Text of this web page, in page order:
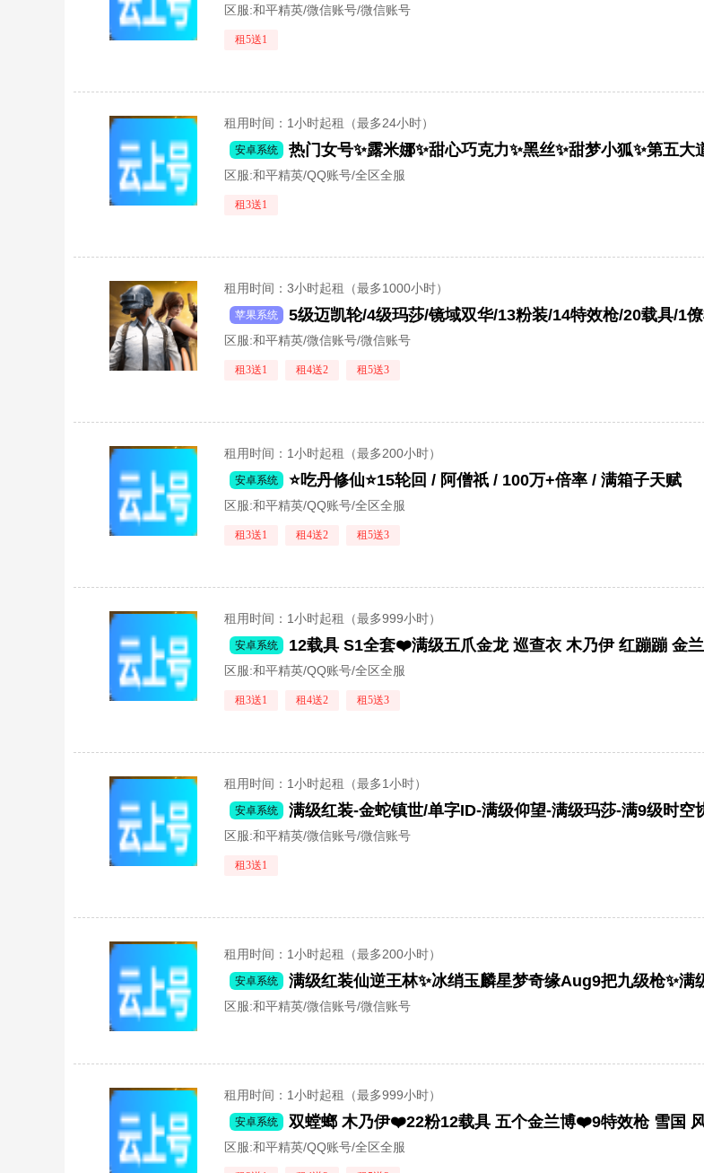
区服:和平精英/微信账号/微信账号
租5送1
租用时间 ：1小时起租（最多24小时）
安卓系统
区服:和平精英/QQ账号/全区全服
租3送1
租用时间 ：3小时起租（最多1000小时）
苹果系统 5级迈凯轮/4级玛莎/镜域双华/13粉装/14特效枪/20载具/1
区服:和平精英/微信账号/微信账号
租3送1 租4送2 租5送3
租用时间 ：1小时起租（最多200小时）
安卓系统 ⭐️吃丹修仙⭐️15轮回 / 阿僧祇 / 100万+倍率 / 满箱子天赋
区服:和平精英/QQ账号/全区全服
租3送1 租4送2 租5送3
租用时间 ：1小时起租（最多999小时）
安卓系统
区服:和平精英/QQ账号/全区全服
租3送1 租4送2 租5送3
租用时间 ：1小时起租（最多1小时）
安卓系统
区服:和平精英/微信账号/微信账号
租3送1
租用时间 ：1小时起租（最多200小时）
安卓系统
区服:和平精英/微信账号/微信账号
租用时间 ：1小时起租（最多999小时）
安卓系统 双螳螂 木乃伊️❤️22粉12载具 五个金兰博️❤️9特效枪 雪国 风
区服:和平精英/QQ账号/全区全服